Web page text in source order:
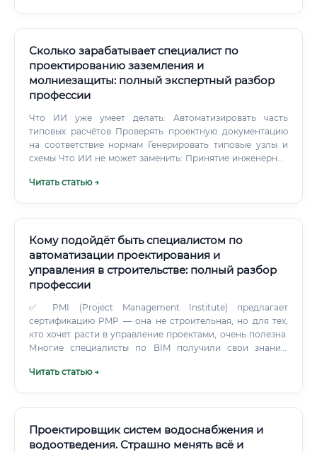
Сколько зарабатывает специалист по
проектированию заземления и
молниезащиты: полный экспертный разбор
профессии
Что ИИ уже умеет делать: Автоматизировать часть
типовых расчётов Проверять проектную документацию
на соответствие нормам Генерировать типовые узлы и
схемы Что ИИ не может заменить: Принятие инженерных
безопасность объекта (юридическую и
уникальные условия объекта ✅ Вывод экспертного
сообщества: ИИ станет инструментом специалиста, но не
его заменой. Инженер, умеющий работать с ИИ-
инструментами, будет стоить дороже. Перспективы через
10 лет: Рост доли BIM-проектирования (специалисты со
знанием REVIT + заземление = премиум) Интеграция с
системами умного здания Более высокие требования к
квалификации = меньше конкурентов на рынке Ещё
более высокий уровень оплаты труда Смежные
Читать статью →
Кому подойдёт быть специалистом по
автоматизации проектирования и
управления в строительстве: полный разбор
профессии
✅ PMI (Project Management Institute) предлагает
сертификацию PMP — она не строительная, но для тех,
кто хочет расти в управление проектами, очень полезна.
Многие специалисты по BIM получили свои знания,
коллегами.
Читать статью →
Проектировщик систем водоснабжения и
водоотведения. Страшно менять всё и